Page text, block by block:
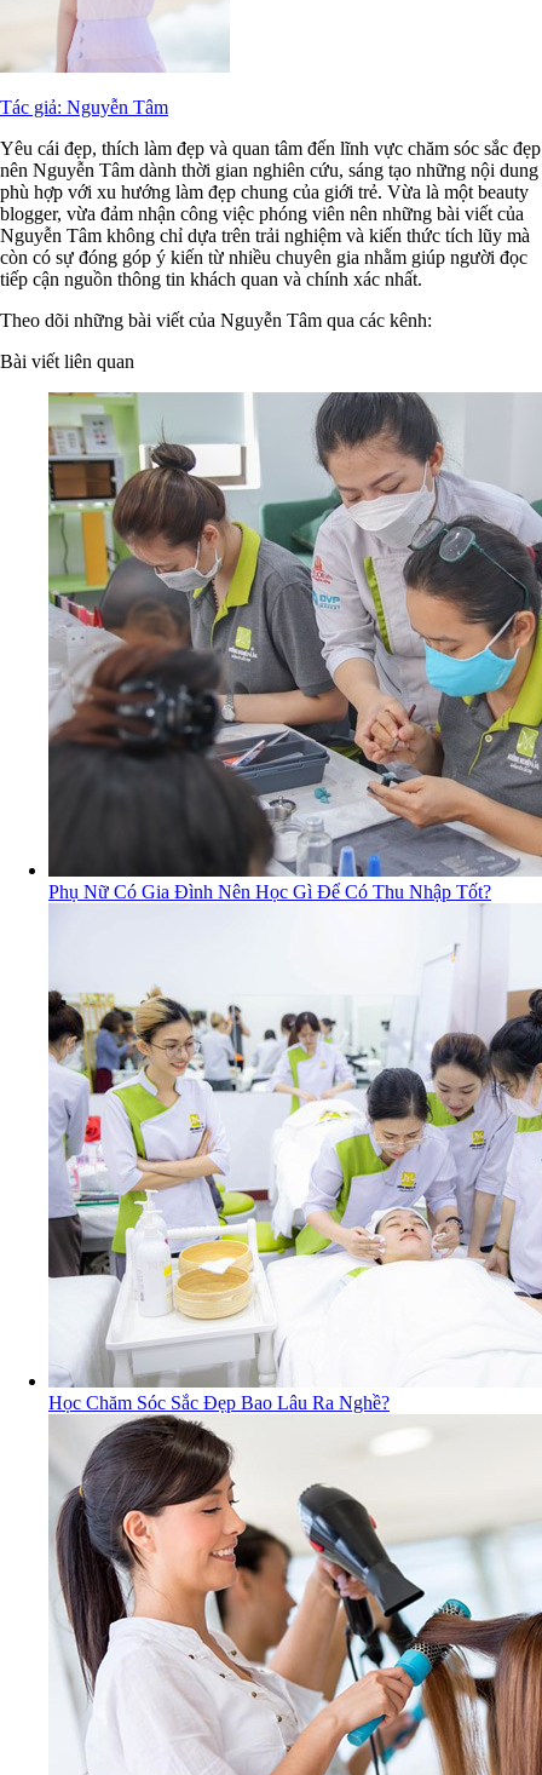
Tác giả: Nguyễn Tâm
Yêu cái đẹp, thích làm đẹp và quan tâm đến lĩnh vực chăm sóc sắc đẹp
nên Nguyễn Tâm dành thời gian nghiên cứu, sáng tạo những nội dung
phù hợp với xu hướng làm đẹp chung của giới trẻ. Vừa là một beauty
blogger, vừa đảm nhận công việc phóng viên nên những bài viết của
Nguyễn Tâm không chỉ dựa trên trải nghiệm và kiến thức tích lũy mà
còn có sự đóng góp ý kiến từ nhiều chuyên gia nhằm giúp người đọc
tiếp cận nguồn thông tin khách quan và chính xác nhất.
Theo dõi những bài viết của Nguyễn Tâm qua các kênh:
Bài viết liên quan
Phụ Nữ Có Gia Đình Nên Học Gì Để Có Thu Nhập Tốt?
Học Chăm Sóc Sắc Đẹp Bao Lâu Ra Nghề?